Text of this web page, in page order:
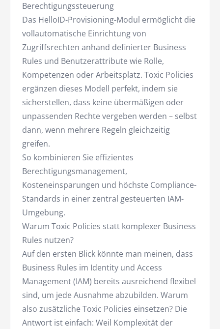
Berechtigungssteuerung
Das HelloID-Provisioning-Modul ermöglicht die
vollautomatische Einrichtung von
Zugriffsrechten anhand definierter Business
Rules und Benutzerattribute wie Rolle,
Kompetenzen oder Arbeitsplatz. Toxic Policies
ergänzen dieses Modell perfekt, indem sie
sicherstellen, dass keine übermäßigen oder
unpassenden Rechte vergeben werden – selbst
dann, wenn mehrere Regeln gleichzeitig
greifen.
So kombinieren Sie effizientes
Berechtigungsmanagement,
Kosteneinsparungen und höchste Compliance-
Standards in einer zentral gesteuerten IAM-
Umgebung.
Warum Toxic Policies statt komplexer Business
Rules nutzen?
Auf den ersten Blick könnte man meinen, dass
Business Rules im Identity und Access
Management (IAM) bereits ausreichend flexibel
sind, um jede Ausnahme abzubilden. Warum
also zusätzliche Toxic Policies einsetzen? Die
Antwort ist einfach: Weil Komplexität der